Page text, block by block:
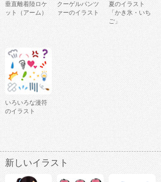
垂直離着陸ロケ
ット（アーム）
クーゲルパンツ
ァーのイラスト
夏のイラスト
「かき氷・いち
ご」
いろいろな漫符
のイラスト
新しいイラスト